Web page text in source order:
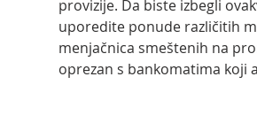
provizije. Da biste izbegli
uporedite ponude različitih
menjačnica smeštenih na
oprezan s bankomatima koji